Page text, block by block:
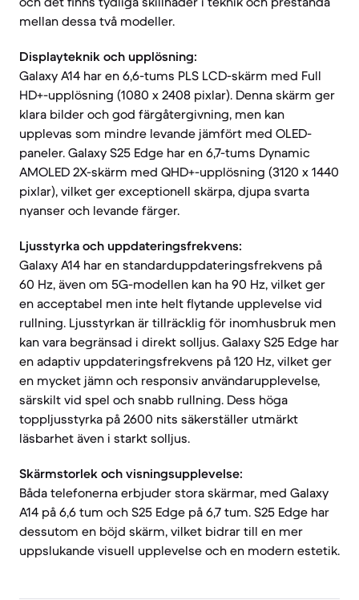
mellan dessa två modeller.
Displayteknik och upplösning:
Galaxy A14 har en 6,6-tums PLS LCD-skärm med Full
HD+-upplösning (1080 x 2408 pixlar). Denna skärm ger
klara bilder och god färgåtergivning, men kan
upplevas som mindre levande jämfört med OLED-
paneler. Galaxy S25 Edge har en 6,7-tums Dynamic
AMOLED 2X-skärm med QHD+-upplösning (3120 x 1440
pixlar), vilket ger exceptionell skärpa, djupa svarta
nyanser och levande färger.
Ljusstyrka och uppdateringsfrekvens:
Galaxy A14 har en standarduppdateringsfrekvens på
60 Hz, även om 5G-modellen kan ha 90 Hz, vilket ger
en acceptabel men inte helt flytande upplevelse vid
rullning. Ljusstyrkan är tillräcklig för inomhusbruk men
kan vara begränsad i direkt solljus. Galaxy S25 Edge har
en adaptiv uppdateringsfrekvens på 120 Hz, vilket ger
en mycket jämn och responsiv användarupplevelse,
särskilt vid spel och snabb rullning. Dess höga
toppljusstyrka på 2600 nits säkerställer utmärkt
läsbarhet även i starkt solljus.
Skärmstorlek och visningsupplevelse:
Båda telefonerna erbjuder stora skärmar, med Galaxy
A14 på 6,6 tum och S25 Edge på 6,7 tum. S25 Edge har
dessutom en böjd skärm, vilket bidrar till en mer
uppslukande visuell upplevelse och en modern estetik.